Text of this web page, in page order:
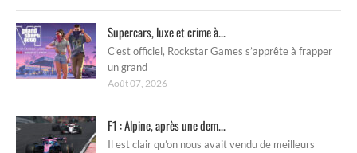
Supercars, luxe et crime à...
C’est officiel, Rockstar Games s’apprête à frapper
un grand
Août 07, 2026
F1 : Alpine, après une dem...
Il est clair qu’on nous avait vendu de meilleurs